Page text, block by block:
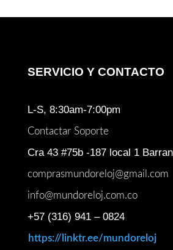
SERVICIO Y CONTACTO
L-S, 8:30am-7:00pm
Contactar Soporte
Cra 43 #75b -187 local 1
comprasmundoreloj@gmail.com
info@mundoreloj.com.co
+57 (316) 941 – 0824
https://linktr.ee/mundoreloj